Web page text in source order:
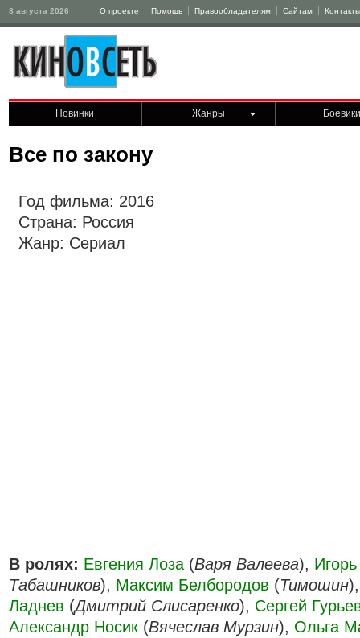
8 августа 2026 О проекте Помощь Правообладателям Сайтам Контакты
Новинки Жанры Боевики
Все по закону
Год фильма: 2016
Страна: Россия
Жанр: Сериал
В ролях: Евгения Лоза (Варя Валеева),
Табашников), Максим Белбородов (Тимошин
Ладнев (Дмитрий Слисаренко), Сергей
Александр Носик (Вячеслав Мурзин), Ольга